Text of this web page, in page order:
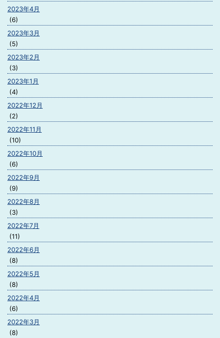
2023年4月
(6)
2023年3月
(5)
2023年2月
(3)
2023年1月
(4)
2022年12月
(2)
2022年11月
(10)
2022年10月
(6)
2022年9月
(9)
2022年8月
(3)
2022年7月
(11)
2022年6月
(8)
2022年5月
(8)
2022年4月
(6)
2022年3月
(8)